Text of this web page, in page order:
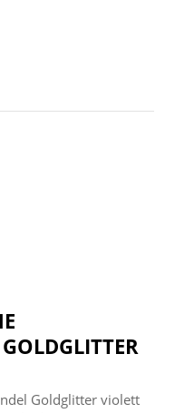
Goldglitter violett